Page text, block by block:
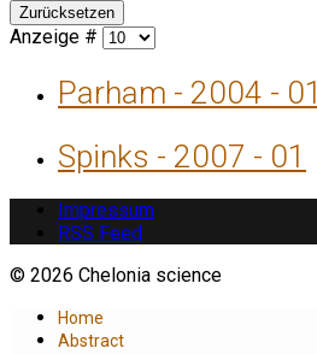
Zurücksetzen
Anzeige #
Parham - 2004 - 01
Spinks - 2007 - 01
Impressum
RSS Feed
© 2026 Chelonia science
Home
Abstract